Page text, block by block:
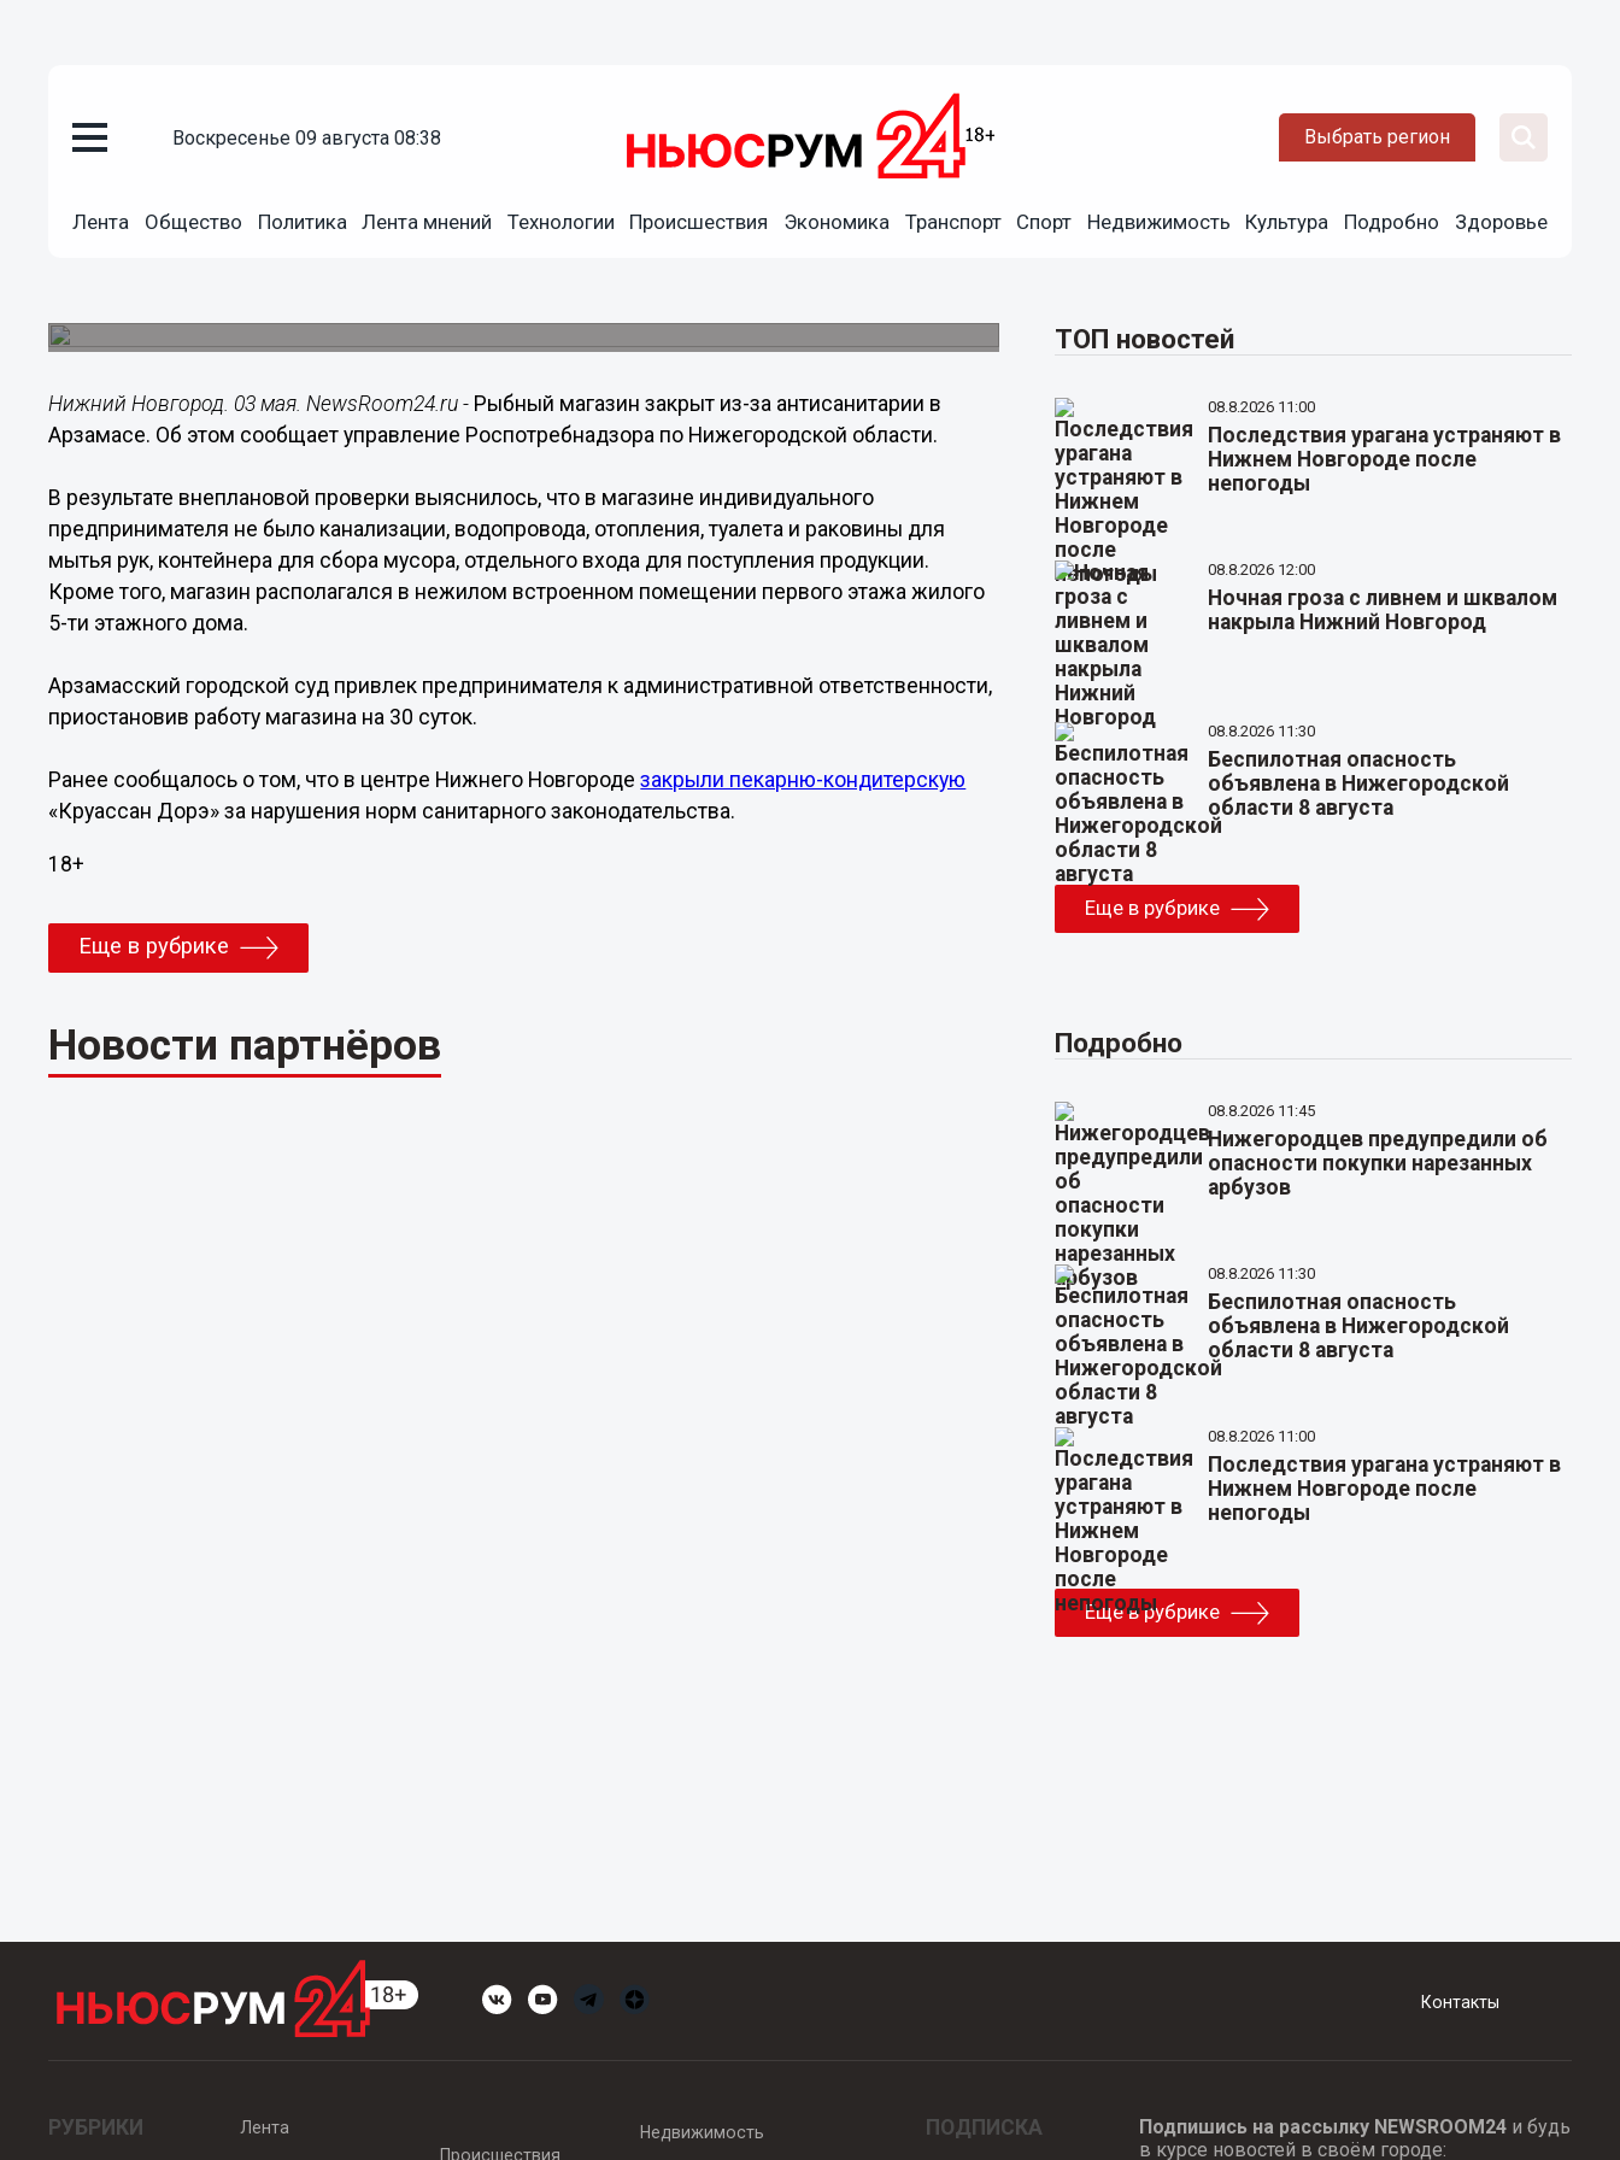
воскресенье 09 августа 08:38 Выбрать регион
Лента Общество Политика Лента мнений Технологии Происшествия Экономика Транспорт Спорт Недвижимость Культура Подробно Здоровье
03.05.201814:26
Нижний Новгород. 03 мая. NewsRoom24.ru - Рыбный магазин закрыт из-за антисанитарии в
Арзамасе. Об этом сообщает управление Роспотребнадзора по Нижегородской области.
В результате внеплановой проверки выяснилось, что в магазине индивидуального
предпринимателя не было канализации, водопровода, отопления, туалета и раковины для
мытья рук, контейнера для сбора мусора, отдельного входа для поступления продукции.
Кроме того, магазин располагался в нежилом встроенном помещении первого этажа жилого
5-ти этажного дома.
Арзамасский городской суд привлек предпринимателя к административной ответственности,
приостановив работу магазина на 30 суток.
Ранее сообщалось о том, что в центре Нижнего Новгородезакрыли пекарню-кондитерскую
«Круассан Дорэ» за нарушения норм санитарного законодательства.
18+
Еще в рубрике
Новости партнёров
ТОП новостей
08.8.2026 11:00
Последствия урагана устраняют в
Нижнем Новгороде после
непогоды
08.8.2026 12:00
Ночная гроза с ливнем и шквалом
накрыла Нижний Новгород
08.8.2026 11:30
Беспилотная опасность
объявлена в Нижегородской
области 8 августа
Еще в рубрике
Подробно
08.8.2026 11:45
Нижегородцев предупредили об
опасности покупки нарезанных
арбузов
08.8.2026 11:30
Беспилотная опасность
объявлена в Нижегородской
области 8 августа
08.8.2026 11:00
Последствия урагана устраняют в
Нижнем Новгороде после
непогоды
Еще в рубрике
Контакты
РУБРИКИ
Лента
Происшествия
Недвижимость ПОДПИСКА Подпишись на рассылку NEWSROOM24и будь
в курсе новостей в своём городе: